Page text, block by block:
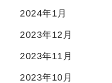
2024年1月
2023年12月
2023年11月
2023年10月